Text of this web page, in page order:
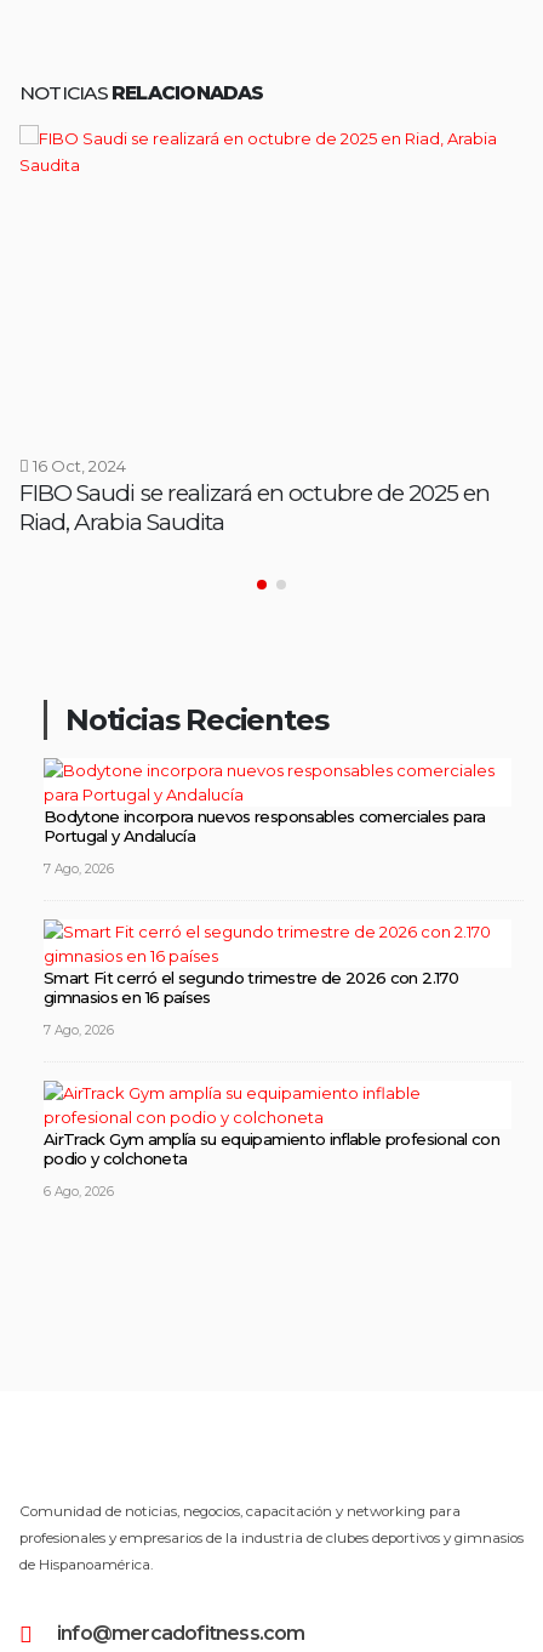
NOTICIAS RELACIONADAS
16 Oct, 2024
FIBO Saudi se realizará en octubre de 2025 en
Riad, Arabia Saudita
Noticias Recientes
Bodytone incorpora nuevos responsables comerciales para
Portugal y Andalucía
7 Ago, 2026
Smart Fit cerró el segundo trimestre de 2026 con 2.170
gimnasios en 16 países
7 Ago, 2026
AirTrack Gym amplía su equipamiento inflable profesional con
podio y colchoneta
6 Ago, 2026
Comunidad de noticias, negocios, capacitación y networking para
profesionales y empresarios de la industria de clubes deportivos y gimnasios
de Hispanoamérica.
info@mercadofitness.com